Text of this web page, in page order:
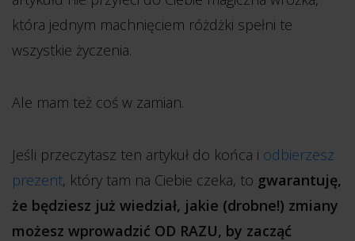
która jednym machnięciem różdżki spełni te
wszystkie życzenia.
Ale mam też coś w zamian.
Jeśli przeczytasz ten artykuł do końca i odbierzesz
prezent, który tam na Ciebie czeka, to gwarantuję,
że będziesz już wiedział, jakie (drobne!) zmiany
możesz wprowadzić OD RAZU, by zacząć